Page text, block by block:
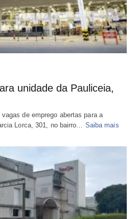
unidade da Pauliceia,
de emprego abertas para a
Lorca, 301, no bairro… Saiba mais